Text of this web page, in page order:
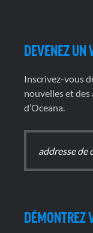
DEVENEZ UN
Inscrivez-vous
nouvelles et
d’Oceana.
DÉMONTREZ